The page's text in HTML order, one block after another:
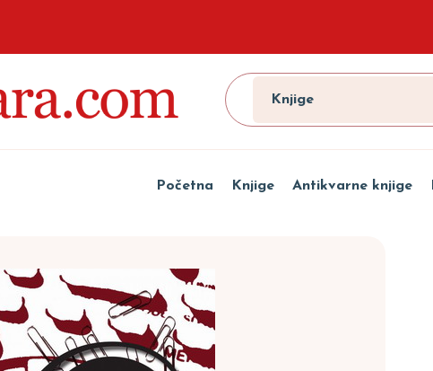
Knjige
Početna Knjige Antikvarne knjige